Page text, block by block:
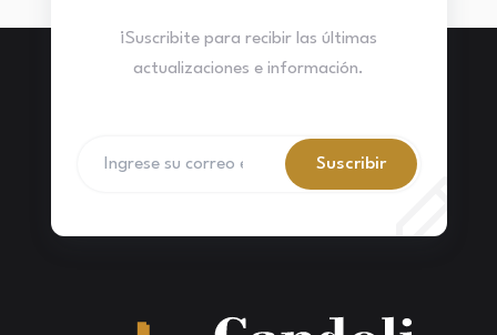
¡Suscribite para recibir las últimas
actualizaciones e información.
Suscribir